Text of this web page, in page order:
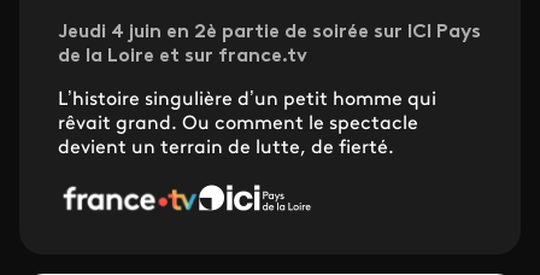
Jeudi 4 juin en 2è partie de soirée sur ICI Pays
de la Loire et sur france.tv
L’histoire singulière d’un petit homme qui
rêvait grand. Ou comment le spectacle
devient un terrain de lutte, de fierté.